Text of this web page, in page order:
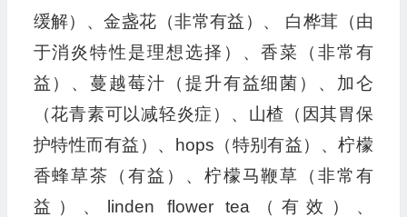
缓解）、金盏花（非常有益）、 白桦茸（由
于消炎特性是理想选择）、香菜（非常有
益）、蔓越莓汁（提升有益细菌）、加仑
（花青素可以减轻炎症）、山楂（因其胃保
护特性而有益）、hops（特别有益）、柠檬
香蜂草茶（有益）、柠檬马鞭草（非常有
益）、linden flower tea（有效）、